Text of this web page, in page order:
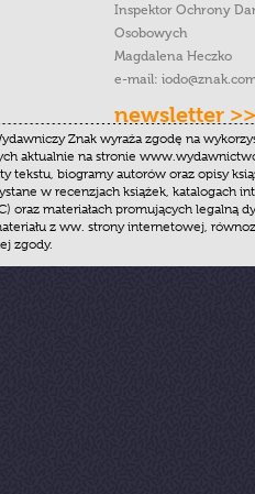
Inspektor Ochrony
Osobowych
Magdalena Heczko
e-mail:
newsletter >>
Znak wyraża zgodę na
aktualnie na stronie
tekstu, biogramy autorów oraz opisy
w recenzjach książek, katalogach
oraz materiałach promujących legalną
z ww. strony internetowej,
zgody.